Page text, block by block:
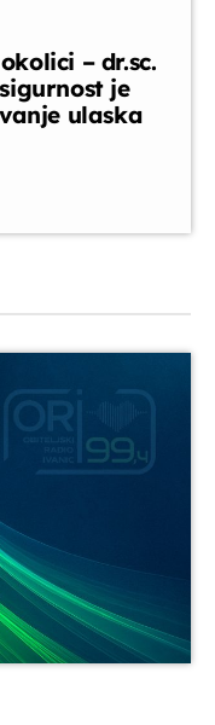
– dr.sc.
je
ulaska